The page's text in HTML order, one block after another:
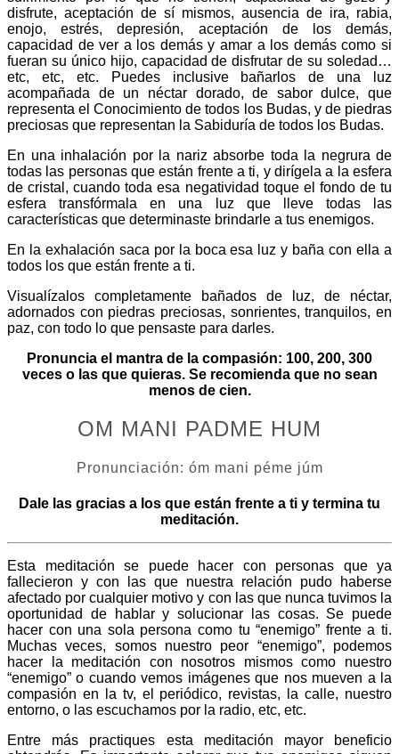
disfrute, aceptación de sí mismos, ausencia de ira, rabia,
enojo, estrés, depresión, aceptación de los demás,
capacidad de ver a los demás y amar a los demás como si
fueran su único hijo, capacidad de disfrutar de su soledad…
etc, etc, etc. Puedes inclusive bañarlos de una luz
acompañada de un néctar dorado, de sabor dulce, que
representa el Conocimiento de todos los Budas, y de piedras
preciosas que representan la Sabiduría de todos los Budas.
En una inhalación por la nariz absorbe toda la negrura de
todas las personas que están frente a ti, y dirígela a la esfera
de cristal, cuando toda esa negatividad toque el fondo de tu
esfera transfórmala en una luz que lleve todas las
características que determinaste brindarle a tus enemigos.
En la exhalación saca por la boca esa luz y baña con ella a
todos los que están frente a ti.
Visualízalos completamente bañados de luz, de néctar,
adornados con piedras preciosas, sonrientes, tranquilos, en
paz, con todo lo que pensaste para darles.
Pronuncia el mantra de la compasión: 100, 200, 300
veces o las que quieras. Se recomienda que no sean
menos de cien.
OM MANI PADME HUM
Pronunciación: óm mani péme júm
Dale las gracias a los que están frente a ti y termina tu
meditación.
Esta meditación se puede hacer con personas que ya
fallecieron y con las que nuestra relación pudo haberse
afectado por cualquier motivo y con las que nunca tuvimos la
oportunidad de hablar y solucionar las cosas. Se puede
hacer con una sola persona como tu “enemigo” frente a ti.
Muchas veces, somos nuestro peor “enemigo”, podemos
hacer la meditación con nosotros mismos como nuestro
“enemigo” o cuando vemos imágenes que nos mueven a la
compasión en la tv, el periódico, revistas, la calle, nuestro
entorno, o las escuchamos por la radio, etc, etc.
Entre más practiques esta meditación mayor beneficio